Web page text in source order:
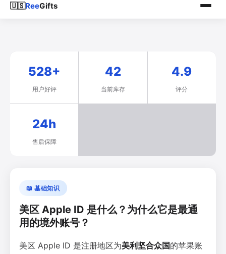
🇺🇸ReeGifts
528+
用户好评
42
当前库存
4.9
评分
24h
售后保障
📖 基础知识
美区 Apple ID 是什么？为什么它是最通
用的境外账号？
美区 Apple ID 是注册地区为美利坚合众国的苹果账